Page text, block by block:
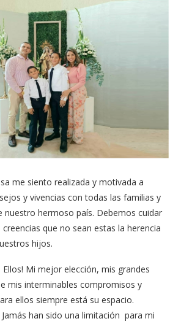
me siento realizada y motivada a
y vivencias con todas las familias y
nuestro hermoso país. Debemos cuidar
que no sean estas la herencia
hijos.
Mi mejor elección, mis grandes
mis interminables compromisos y
ellos siempre está su espacio.
Jamás han sido una limitación para mi